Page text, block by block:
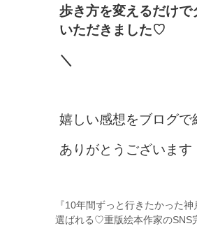
歩き方を変えるだけ
いただきました♡
＼
嬉しい感想をブログで
ありがとうございます
『10年間ずっと行きたかった神
選ばれる♡重版絵本作家のSNS